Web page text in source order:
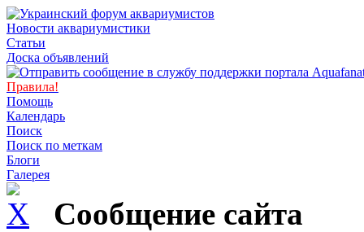
Новости аквариумистики
Статьи
Доска объявлений
Правила!
Помощь
Календарь
Поиск
Поиск по меткам
Блоги
Галерея
Сообщение сайта